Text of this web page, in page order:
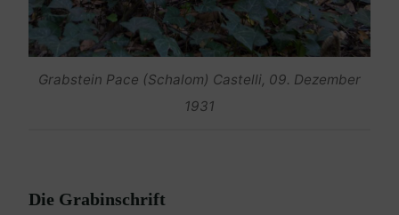
Grabstein Pace (Schalom) Castelli, 09. Dezember
1931
Die Grabinschrift